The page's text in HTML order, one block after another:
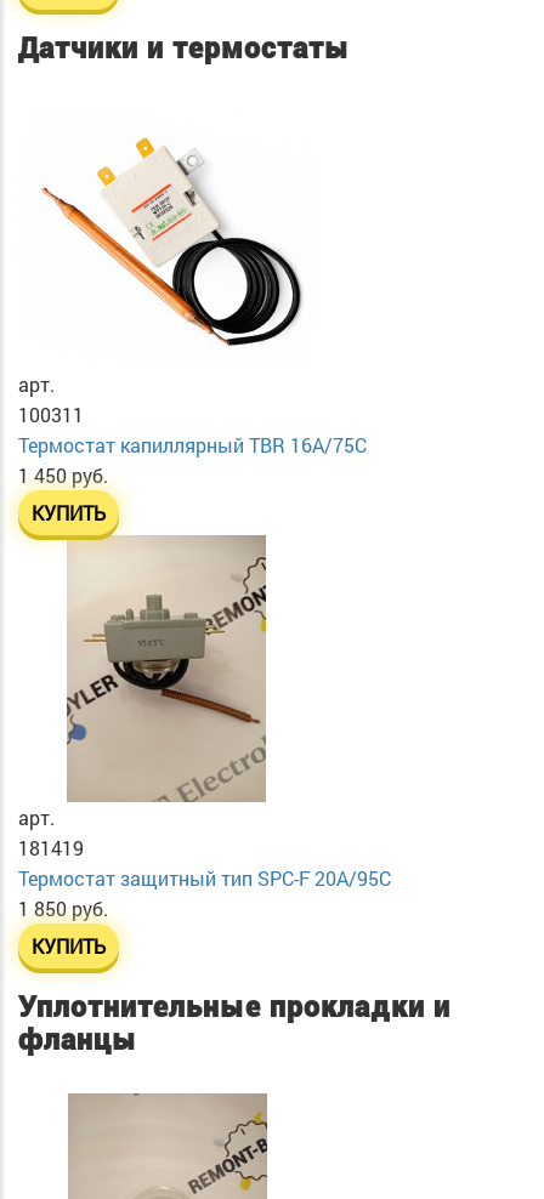
Датчики и термостаты
арт.
100311
Термостат капиллярный TBR 16A/75C
1 450 руб.
КУПИТЬ
арт.
181419
Термостат защитный тип SPC-F 20A/95C
1 850 руб.
КУПИТЬ
Уплотнительные прокладки и
фланцы